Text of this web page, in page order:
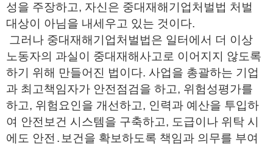
성을 주장하고, 자신은 중대재해기업처벌법 처벌
대상이 아님을 내세우고 있는 것이다.
그러나 중대재해기업처벌법은 일터에서 더 이상
노동자의 과실이 중대재해사고로 이어지지 않도록
하기 위해 만들어진 법이다. 사업을 총괄하는 기업
과 최고책임자가 안전점검을 하고, 위험성평가를
하고, 위험요인을 개선하고, 인력과 예산을 투입하
여 안전보건 시스템을 구축하고, 도급이나 위탁 시
에도 안전․보건을 확보하도록 책임과 의무를 부여